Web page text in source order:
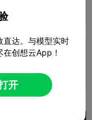
infill
 102.06g
直达。与模型实时
创想云App！
开